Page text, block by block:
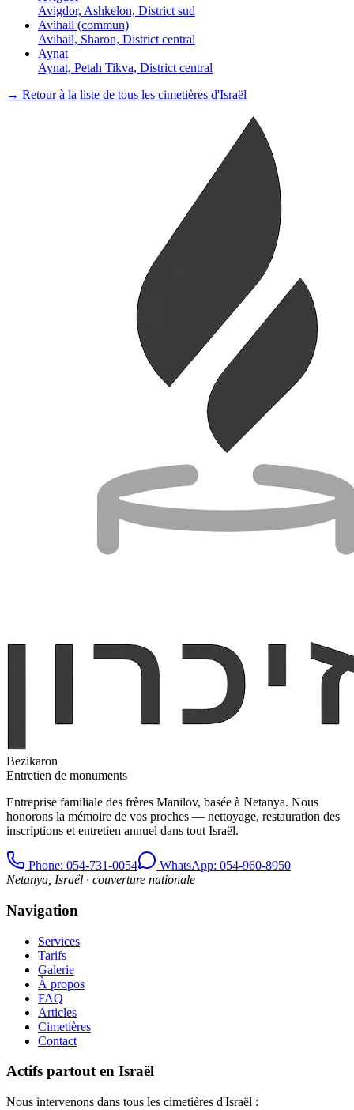
Avigdor, Ashkelon, District sud
Avihail (commun)
Avihail, Sharon, District central
Aynat
Aynat, Petah Tikva, District central
→ Retour à la liste de tous les cimetières d'Israël
Bezikaron
Entretien de monuments
Entreprise familiale des frères Manilov, basée à Netanya. Nous
honorons la mémoire de vos proches — nettoyage, restauration des
inscriptions et entretien annuel dans tout Israël.
Phone: 054-731-0054
WhatsApp: 054-960-8950
Netanya, Israël · couverture nationale
Navigation
Services
Tarifs
Galerie
À propos
FAQ
Articles
Cimetières
Contact
Actifs partout en Israël
Nous intervenons dans tous les cimetières d'Israël :